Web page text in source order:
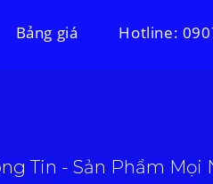
Bảng giá Hotline:
Tin - Sản Phẩm Mọi